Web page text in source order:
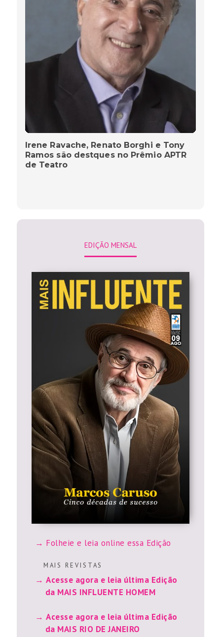
Irene Ravache, Renato Borghi e Tony
Ramos são destques no Prêmio APTR
de Teatro
EDIÇÃO MENSAL
Folheie e leia online essa Edição
M A I S R E V I S T A S
Acesse agora e leia última Edição
da MAIS INFLUENTE HOMEM
Acesse agora e leia última Edição
da MAIS RIO DE JANEIRO